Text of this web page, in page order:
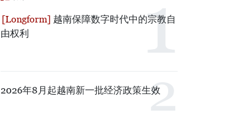
越南保障数字时代中的宗教自
由权利
2026年8月起越南新一批经济政策生效